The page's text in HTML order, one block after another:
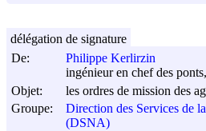
De:
Philippe Kerlirzin
ingénieur en chef des
Objet:
les ordres de mission des
Groupe:
Direction des Services de
(DSNA)
délégation de signature